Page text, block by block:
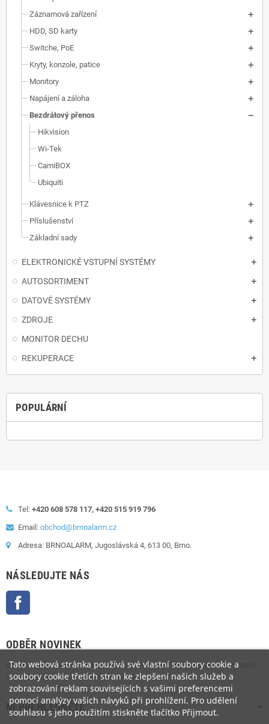
Záznamová zařízení
HDD, SD karty
Switche, PoE
Kryty, konzole, patice
Monitory
Napájení a záloha
Bezdrátový přenos
Hikvision
Wi-Tek
CamiBOX
Ubiquiti
Klávesnice k PTZ
Příslušenství
Základní sady
ELEKTRONICKÉ VSTUPNÍ SYSTÉMY
AUTOSORTIMENT
DATOVÉ SYSTÉMY
ZDROJE
MONITOR DECHU
REKUPERACE
POPULÁRNÍ
Tel: +420 608 578 117, +420 515 919 796
Email: obchod@brnoalarm.cz
Adresa: BRNOALARM, Jugoslávská 4, 613 00, Brno.
NÁSLEDUJTE NÁS
ODBĚR NOVINEK
Odběr novinek můžete kdykoliv zrušit. Pokud to chcete udělat, naše kontaktní
informace naleznete v právním oznámení.
NEPŘEHLÉDNĚTE
Tato webová stránka používá své vlastní soubory cookie a
soubory cookie třetích stran ke zlepšení našich služeb a
zobrazování reklam souvisejících s vašimi preferencemi
pomocí analýzy vašich návyků při prohlížení. Pro udělení
souhlasu s jeho použitím stiskněte tlačítko Přijmout.